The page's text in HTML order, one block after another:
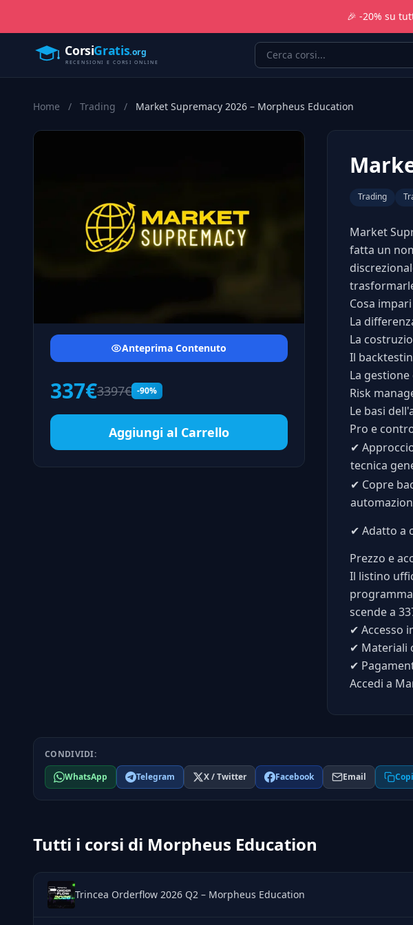
🎉 -20% su
Home / Trading / Market Supremacy 2026 – Morpheus Education
Anteprima Contenuto
337€3397€ -90%
Aggiungi al Carrello
Trading
Market
fatta un
Cosa impari
La
La
Il
La
Risk
Le basi
Pro e
✔
tecnica
✔ Copre
✔ Adatto a
Prezzo e
Il listino
scende a
✔ Accesso
✔ Materiali
✔
Accedi a
CONDIVIDI:
WhatsApp
Telegram X / Twitter Facebook Email
Tutti i corsi di Morpheus Education
Trincea Orderflow 2026 Q2 – Morpheus Education